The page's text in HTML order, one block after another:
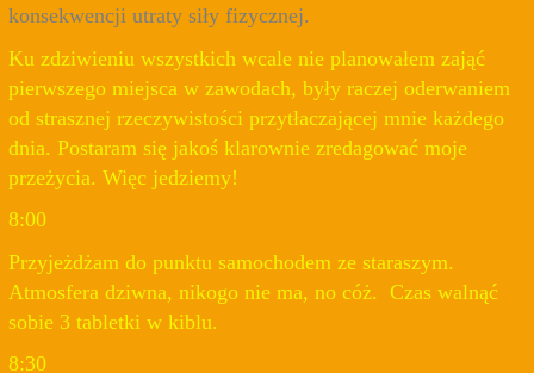
konsekwencji utraty siły fizycznej.
Ku zdziwieniu wszystkich wcale nie planowałem zająć
pierwszego miejsca w zawodach, były raczej oderwaniem
od strasznej rzeczywistości przytłaczającej mnie każdego
dnia. Postaram się jakoś klarownie zredagować moje
przeżycia. Więc jedziemy!
8:00
Przyjeżdżam do punktu samochodem ze staraszym.
Atmosfera dziwna, nikogo nie ma, no cóż. Czas walnąć
sobie 3 tabletki w kiblu.
8:30